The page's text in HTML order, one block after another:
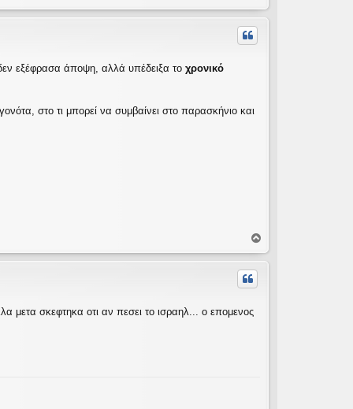
ο
ρ
δεν εξέφρασα άποψη, αλλά υπέδειξα το χρονικό
στο τι μπορεί να συμβαίνει στο παρασκήνιο και
ο
ρ
μετα σκεφτηκα οτι αν πεσει το ισραηλ... ο επομενος